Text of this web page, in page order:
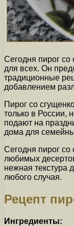
Сегодня пирог со
для всех. Он
традиционные
добавлением
Пирог со
только в России,
подают на
дома для
Сегодня пирог со
любимых
нежная текстура
любого случая.
Рецепт
Ингредиенты: